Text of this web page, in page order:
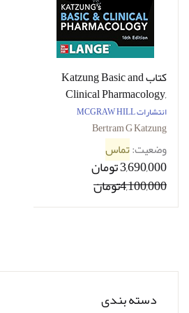
دسته بندی
کتاب Katzung Basic and
Clinical Pharmacology,
16th Edition 2024
انتشارات MCGRAW HILL
Bertram G Katzung
وضعیت:تماس
3,690,000 تومان
4,100,000تومان